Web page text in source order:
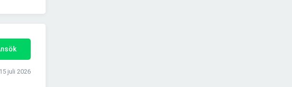
15 juli 2026